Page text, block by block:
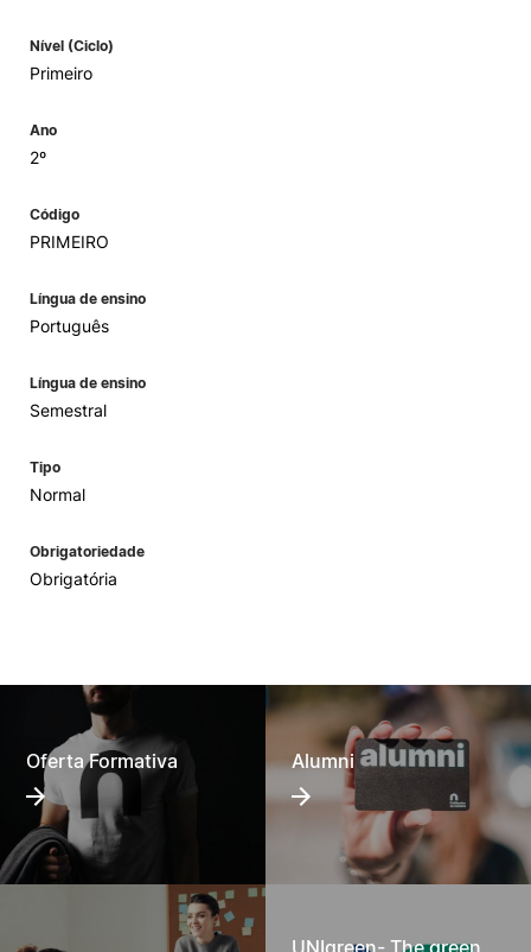
Nível (Ciclo)
Primeiro
Ano
2º
Código
PRIMEIRO
Língua de ensino
Português
Língua de ensino
Semestral
Tipo
Normal
Obrigatoriedade
Obrigatória
Oferta Formativa Alumni
UNIgreen- The green